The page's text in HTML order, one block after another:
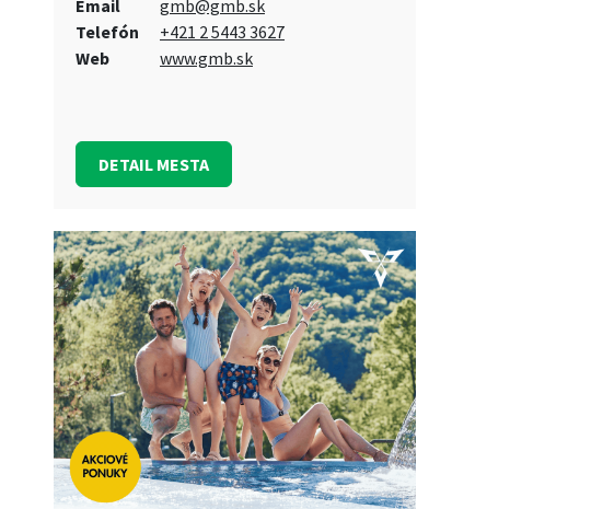
Email
gmb@gmb.sk
Telefón
+421 2 5443 3627
Web
www.gmb.sk
DETAIL MESTA